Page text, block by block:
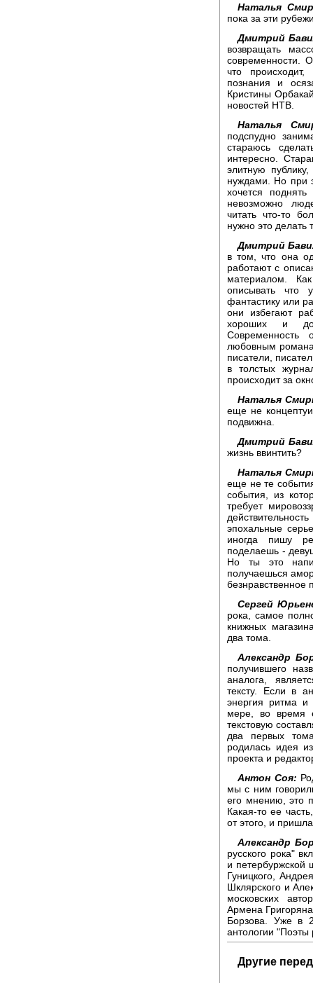
Наталья
пока за эти
Дмитрий
возвращать
современности.
что
познания и
Кристины
новостей НТВ.
Наталья
подспудно
стараюсь
интересно.
элитную
нуждами. Но при
хочется
невозможно
читать что-то
нужно это делать
Дмитрий
в том, что она
работают с
материалом.
описывать что
фантастику или
они избегают
хороших и
любовным
писатели,
в толстых
происходит за
Наталья
еще не
подвижна.
Дмитрий
жизнь ввинтить?
Наталья
еще не те
события, из
требует
эпохальные
иногда пишу
поделаешь -
Но ты это
получаешься
безнравственное
Сергей
рока, самое
книжных
два тома.
Александр
получившего
аналога,
тексту. Если в
энергия ритма
мере, во время
текстовую
два первых
родилась идея
проекта и
Антон Соя:
мы с ним
его мнению, это
Какая-то ее
от этого, и
Александр
русского рока"
и
Гуницкого,
Шклярского и
московских
Армена
Борзова. Уже в
антологии "Поэты
Другие